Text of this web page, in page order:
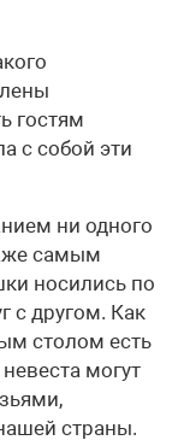
гостям
с собой эти
ни одного
самым
носились по
с другом. Как
столом есть
могут
страны.